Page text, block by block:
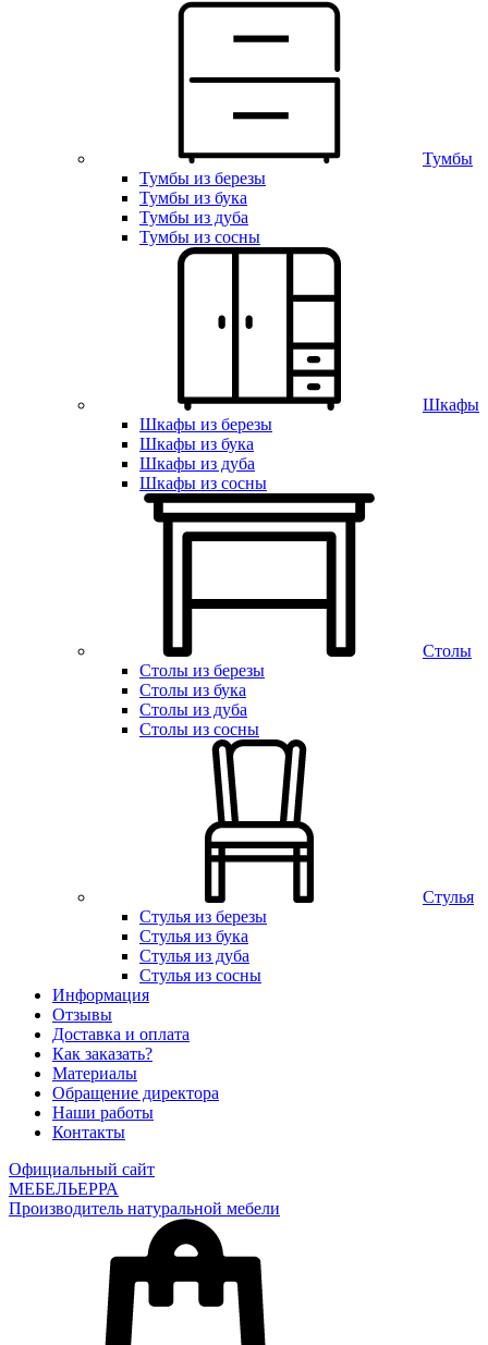
Тумбы
Тумбы из березы
Тумбы из бука
Тумбы из дуба
Тумбы из сосны
Шкафы
Шкафы из березы
Шкафы из бука
Шкафы из дуба
Шкафы из сосны
Столы
Столы из березы
Столы из бука
Столы из дуба
Столы из сосны
Стулья
Стулья из березы
Стулья из бука
Стулья из дуба
Стулья из сосны
Информация
Отзывы
Доставка и оплата
Как заказать?
Материалы
Обращение директора
Наши работы
Контакты
Официальный сайт
МЕБЕЛЬЕРРА
Производитель натуральной мебели